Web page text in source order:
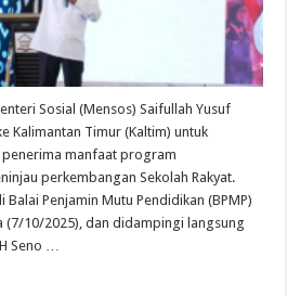
Sosial (Mensos) Saifullah Yusuf
Kalimantan Timur (Kaltim) untuk
manfaat program
perkembangan Sekolah Rakyat.
Penjamin Mutu Pendidikan (BPMP)
(7/10/2025), dan didampingi langsung
Seno …